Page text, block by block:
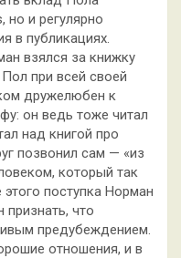
но и регулярно
в публикациях.
взялся за книжку
при всей своей
дружелюбен к
он ведь тоже читал
над книгой про
позвонил сам — «из
который так
поступка Норман
что
предубеждением.
отношения, и в